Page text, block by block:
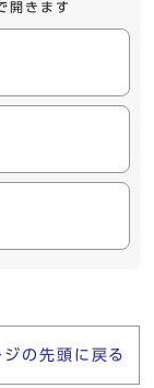
開きます
ジの先頭に戻る